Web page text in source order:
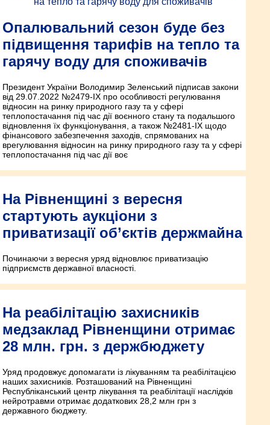
Опалювальний сезон буде без
підвищення тарифів на тепло та
гарячу воду для споживачів
Президент України Володимир Зеленський підписав закони
від 29.07.2022 №2479-IX про особливості регулювання
відносин на ринку природного газу та у сфері
теплопостачання під час дії воєнного стану та подальшого
відновлення їх функціонування, а також №2481-IX щодо
фінансового забезпечення заходів, спрямованих на
врегулювання відносин на ринку природного газу та у сфері
теплопостачання під час дії воє
На Рівненщині з вересня
стартують аукціони з
приватизації об’єктів держмайна
Починаючи з вересня уряд відновлює приватизацію
підприємств державної власності.
На реабілітацію захисників
медзаклад Рівненщини отримає
28 млн. грн. з держбюджету
Уряд продовжує допомагати із лікуванням та реабілітацією
наших захисників. Розташований на Рівненщині
Республіканський центр лікування та реабілітації наслідків
нейротравми отримає додаткових 28,2 млн грн з
державного бюджету.